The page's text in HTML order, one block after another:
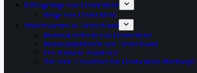
Mittelgebirge von Deutschland
Berge von Deutschland
Wissenswertes zu Deutschland
Bundeskanzler/in von Deutschland
Bundespräsident/in von Deutschland
Der deutsche Bundesrat
Wie viele Einwohner hat Deutschland überhaupt?